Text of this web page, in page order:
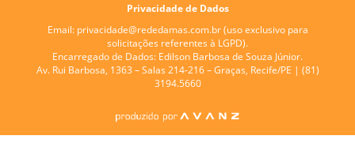
Privacidade de Dados
Email: privacidade@rededamas.com.br(uso exclusivo para
solicitações referentes à LGPD).
Encarregado de Dados: Edilson Barbosa de Souza Júnior.
Av. Rui Barbosa, 1363 – Salas 214-216 – Graças, Recife/PE | (81)
3194.5660